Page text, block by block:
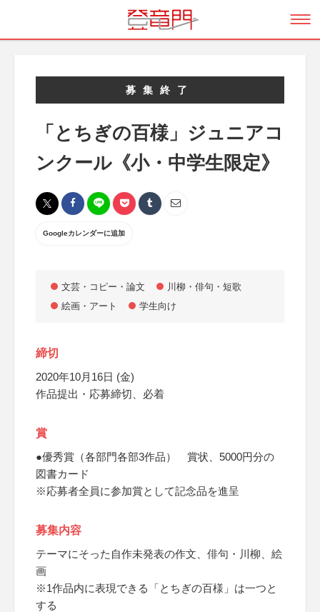
募集終了
「とちぎの百様」ジュニアコ
ンクール《小・中学生限定》
Googleカレンダーに追加
文芸・コピー・論文
川柳・俳句・短歌
絵画・アート
学生向け
締切
2020年10月16日 (金)
作品提出・応募締切、必着
賞
●優秀賞（各部門各部3作品） 賞状、5000円分の
図書カード
※応募者全員に参加賞として記念品を進呈
募集内容
テーマにそった自作未発表の作文、俳句・川柳、絵
画
※1作品内に表現できる「とちぎの百様」は一つと
する